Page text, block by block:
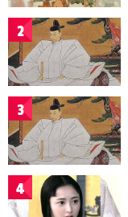
2
3
4